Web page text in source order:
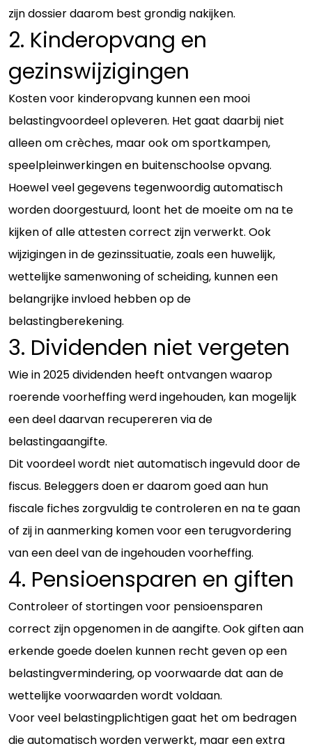
zijn dossier daarom best grondig nakijken.
2. Kinderopvang en
gezinswijzigingen
Kosten voor kinderopvang kunnen een mooi
belastingvoordeel opleveren. Het gaat daarbij niet
alleen om crèches, maar ook om sportkampen,
speelpleinwerkingen en buitenschoolse opvang.
Hoewel veel gegevens tegenwoordig automatisch
worden doorgestuurd, loont het de moeite om na te
kijken of alle attesten correct zijn verwerkt. Ook
wijzigingen in de gezinssituatie, zoals een huwelijk,
wettelijke samenwoning of scheiding, kunnen een
belangrijke invloed hebben op de
belastingberekening.
3. Dividenden niet vergeten
Wie in 2025 dividenden heeft ontvangen waarop
roerende voorheffing werd ingehouden, kan mogelijk
een deel daarvan recupereren via de
belastingaangifte.
Dit voordeel wordt niet automatisch ingevuld door de
fiscus. Beleggers doen er daarom goed aan hun
fiscale fiches zorgvuldig te controleren en na te gaan
of zij in aanmerking komen voor een terugvordering
van een deel van de ingehouden voorheffing.
4. Pensioensparen en giften
Controleer of stortingen voor pensioensparen
correct zijn opgenomen in de aangifte. Ook giften aan
erkende goede doelen kunnen recht geven op een
belastingvermindering, op voorwaarde dat aan de
wettelijke voorwaarden wordt voldaan.
Voor veel belastingplichtigen gaat het om bedragen
die automatisch worden verwerkt, maar een extra